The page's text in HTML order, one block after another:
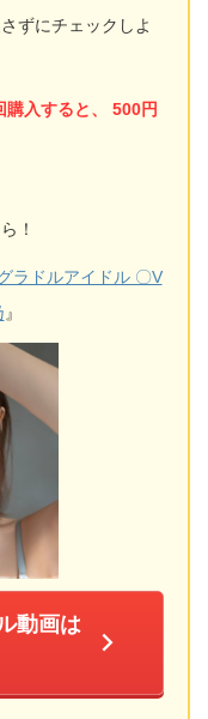
ずにチェックしよ
入すると、 500円
！
ラドルアイドル 〇V
』
動画は